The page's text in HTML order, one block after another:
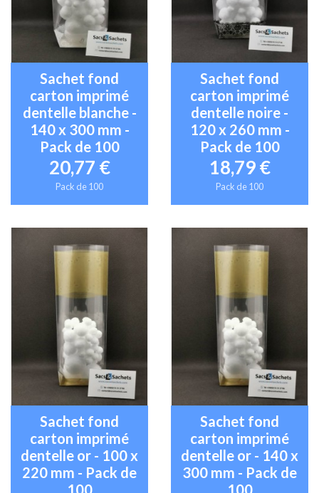
Sachet fond
carton imprimé
dentelle blanche -
140 x 300 mm -
Pack de 100
20,77 €
Pack de 100
Sachet fond
carton imprimé
dentelle noire -
120 x 260 mm -
Pack de 100
18,79 €
Pack de 100
Sachet fond
carton imprimé
dentelle or - 100 x
220 mm - Pack de
100
Sachet fond
carton imprimé
dentelle or - 140 x
300 mm - Pack de
100